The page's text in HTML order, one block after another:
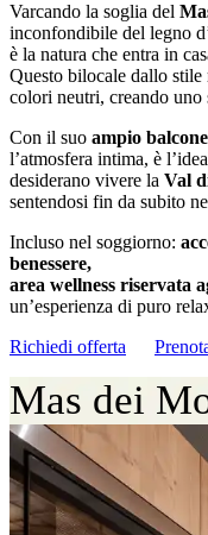
Varcando la soglia del
inconfondibile del legno
è la natura che entra in
Questo bilocale dallo
colori neutri, creando
Con il suo ampio
l’atmosfera intima, è
desiderano vivere la Val
sentendosi fin da subito
Incluso nel soggiorno:
benessere,
area wellness riservata
un’esperienza di puro
Richiedi offerta
Mas dei